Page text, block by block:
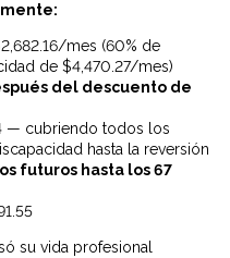
mes (60% de
de $4,470.27/mes)
del descuento de
— cubriendo todos los
hasta la reversión
futuros hasta los 67
su vida profesional